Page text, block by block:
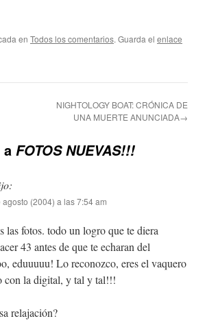
en Todos los comentarios. Guarda el enlace
NIGHTOLOGY BOAT: CRÓNICA DE
UNA MUERTE ANUNCIADA→
a FOTOS NUEVAS!!!
(2004) a las 7:54 am
las fotos. todo un logro que te diera
43 antes de que te echaran del
eduuuuu! Lo reconozco, eres el vaquero
con la digital, y tal y tal!!!
relajación?